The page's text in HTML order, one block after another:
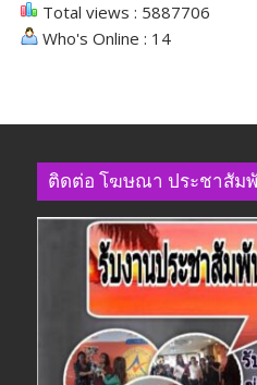
Total views : 5887706
Who's Online : 14
ติดต่อ​ โฆษณา​ ประชาสัม